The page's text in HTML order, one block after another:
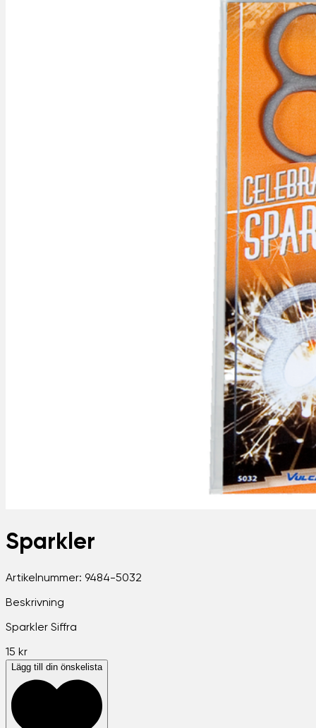
Sparkler
Artikelnummer: 9484-5032
Beskrivning
Sparkler Siffra
15 kr
Lägg till din önskelista